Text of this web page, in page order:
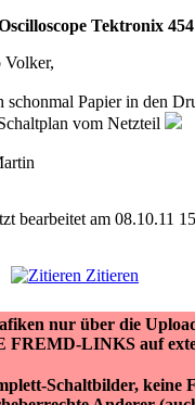
Tektronix 454
Volker,
schonmal Papier in den
vom Netzteil
bearbeitet am 08.10.11
Zitieren
nur über die
FREMD-LINKS auf
Schaltbilder, keine